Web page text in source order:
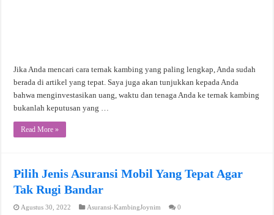
Jika Anda mencari cara ternak kambing yang paling lengkap, Anda sudah
berada di artikel yang tepat. Saya juga akan tunjukkan kepada Anda
bahwa menginvestasikan uang, waktu dan tenaga Anda ke ternak kambing
bukanlah keputusan yang …
Read More »
Pilih Jenis Asuransi Mobil Yang Tepat Agar
Tak Rugi Bandar
Agustus 30, 2022 Asuransi-KambingJoynim 0